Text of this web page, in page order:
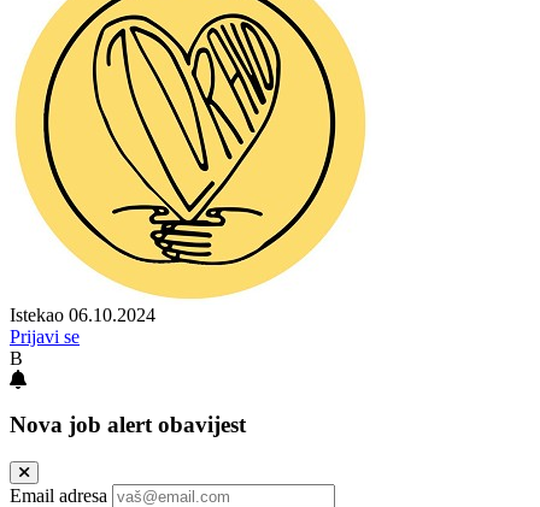
Istekao 06.10.2024
Prijavi se
B
Nova job alert obavijest
Email adresa